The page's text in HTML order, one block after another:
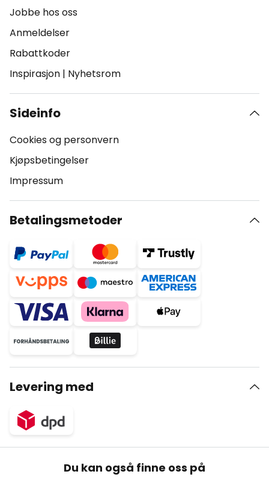
Jobbe hos oss
Anmeldelser
Rabattkoder
Inspirasjon | Nyhetsrom
Sideinfo
Cookies og personvern
Kjøpsbetingelser
Impressum
Betalingsmetoder
Levering med
Du kan også finne oss på